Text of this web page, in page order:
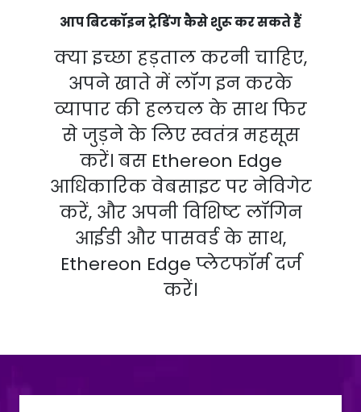
आप बिटकॉइन ट्रेडिंग कैसे शुरू कर सकते हैं
क्या इच्छा हड़ताल करनी चाहिए,
अपने खाते में लॉग इन करके
व्यापार की हलचल के साथ फिर
से जुड़ने के लिए स्वतंत्र महसूस
करें। बस Ethereon Edge
आधिकारिक वेबसाइट पर नेविगेट
करें, और अपनी विशिष्ट लॉगिन
आईडी और पासवर्ड के साथ,
Ethereon Edge प्लेटफॉर्म दर्ज
करें।